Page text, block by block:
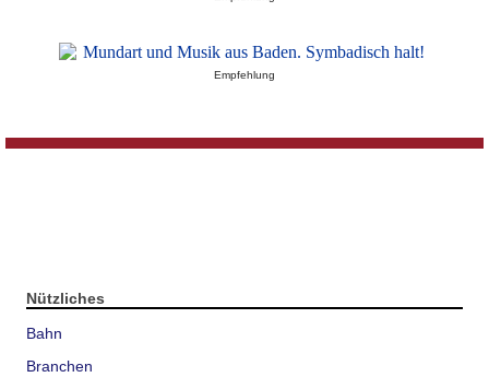
Empfehlung
Nützliches
Bahn
Branchen